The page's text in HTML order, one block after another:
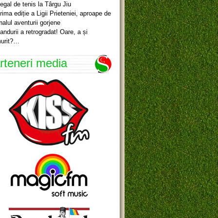
de tenis la Târgu Jiu
ediție a Ligii Prieteniei, aproape de
aventurii gorjene
a retrogradat! Oare, a și
media